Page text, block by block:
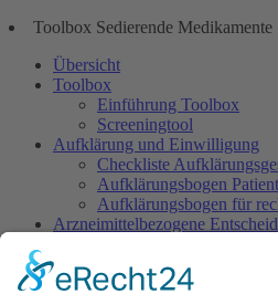
Toolbox Sedierende Medikamente
Übersicht
Toolbox
Einführung Toolbox
Screeningtool
Aufklärung und Einwilligung
Checkliste
Aufklärungsbogen
Aufklärungsbogen für
Arzneimittelbezogene
Warnliste
Dokumentation